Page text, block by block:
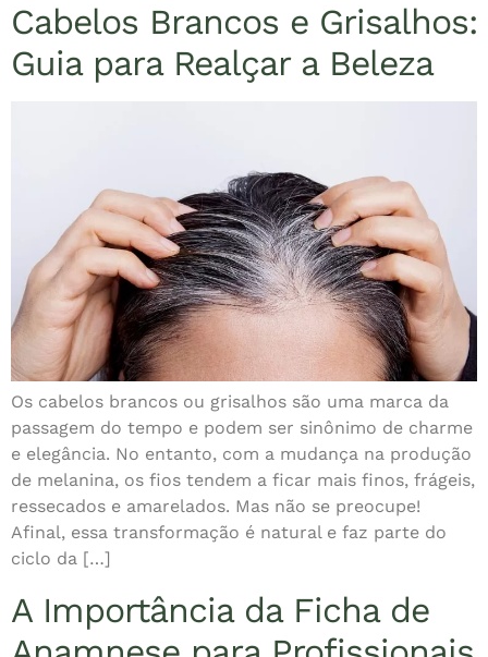
Cabelos Brancos e Grisalhos:
Guia para Realçar a Beleza
Os cabelos brancos ou grisalhos são uma marca da
passagem do tempo e podem ser sinônimo de charme
e elegância. No entanto, com a mudança na produção
de melanina, os fios tendem a ficar mais finos, frágeis,
ressecados e amarelados. Mas não se preocupe!
Afinal, essa transformação é natural e faz parte do
ciclo da […]
A Importância da Ficha de